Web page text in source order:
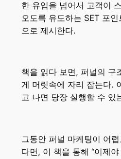
한 유입을 넘어서 고객이
오도록 유도하는 SET 포
으로 제시한다.
책을 읽다 보면, 퍼널의 구
게 머릿속에 자리 잡는다.
고 나면 당장 실행할 수 있
그동안 퍼널 마케팅이 어
다면, 이 책을 통해 “이제